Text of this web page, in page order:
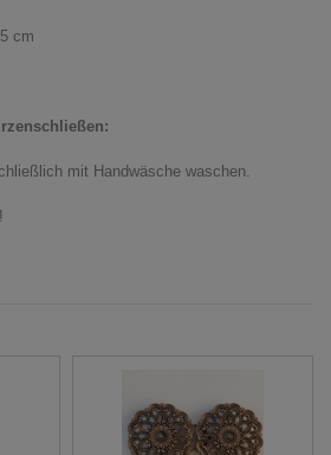
cm
mit Handwäsche waschen.